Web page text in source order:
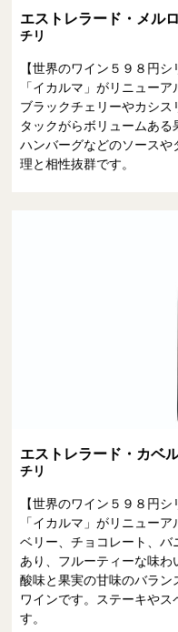
エストレラード・メル
チリ
【世界のワイン５９８円
「イカルマ」がリニューア
ブラックチェリーやカシ
タックがらボリュームある
ハンバーグなどのソース
理と相性抜群です。
エストレラード・カベ
チリ
【世界のワイン５９８円
「イカルマ」がリニューア
ベリー、チョコレート、
あり、フルーティーな味わ
酸味と果実の甘味のバラ
ワインです。ステーキや
す。